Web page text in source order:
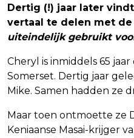
Dertig (!) jaar later
vertaal te delen met
uiteindelijk gebruikt
Cheryl is inmiddels 65
Somerset. Dertig jaar
Mike. Samen hadden ze
Maar toen ontmoette ze
Keniaanse Masai-krijger